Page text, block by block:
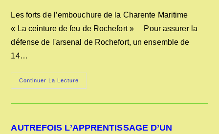
publication :
Les forts de l’embouchure de la Charente Maritime
« La ceinture de feu de Rochefort » Pour assurer la
défense de l'arsenal de Rochefort, un ensemble de
14…
Continuer La Lecture
FORTS
AUTREFOIS L’APPRENTISSAGE D’UN